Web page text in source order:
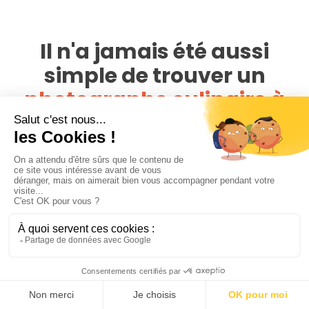
Il n'a jamais été aussi
simple de trouver un
photographe culinaire à
Montreuil
Avec un réseau de plus de 4 000 photographes,
PhotoPresta est présent dans toute la France. Cherchez,
comparez parmi toutes les offres disponibles autour du lieu
de votre plat et évitez de payer des frais de déplacements.
Regardez les portfolios des photographes et assurez-vous
Assurez-vous aussi que le coût des services du
les commentaires et les avis des clients, cela peut vous